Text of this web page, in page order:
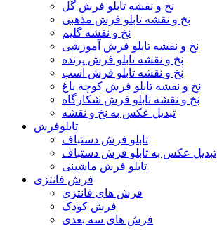
نخ و نقشه تابلو فرش گل
نخ و نقشه تابلو فرش مذهبی
نخ و نقشه گلیم
نخ و نقشه تابلو فرش آموزشی
نخ و نقشه تابلو فرش پرنده
نخ و نقشه تابلو فرش اسب
نخ و نقشه تابلو فرش کوچه باغ
نخ و نقشه تابلو فرش شکارگاه
تبدیل عکس به نخ و نقشه
تابلوفرش
تابلو فرش دستباف
تبدیل عکس به تابلو فرش دستباف
تابلو فرش ماشینی
فرش فانتزی
فرش های فانتزی
فرش کودک
فرش های سه بعدی